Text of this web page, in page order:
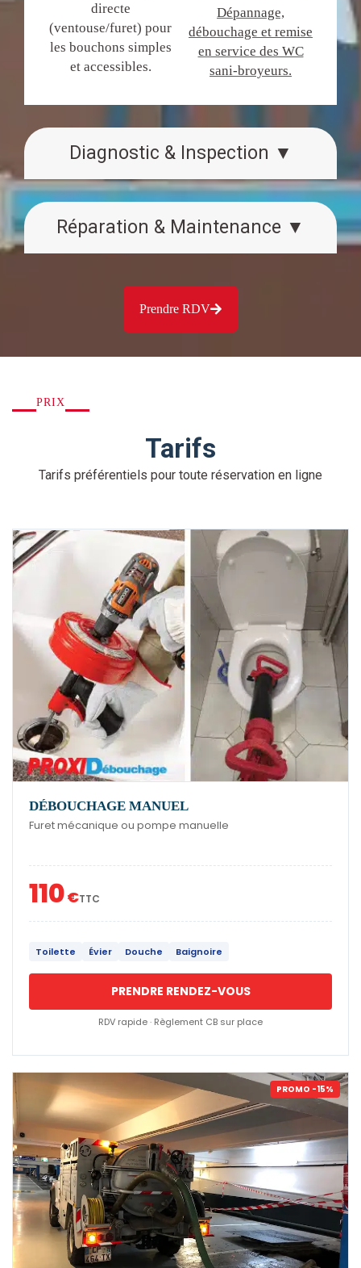
Diagnostic & Inspection ▼
Réparation & Maintenance ▼
directe
(ventouse/furet) pour
les bouchons simples
et accessibles.
Dépannage,
débouchage et remise
en service des WC
sani-broyeurs.
Prendre RDV
PRIX
Tarifs
Tarifs préférentiels pour toute réservation en ligne
DÉBOUCHAGE MANUEL
Furet mécanique ou pompe manuelle
110€TTC
Toilette Évier Douche Baignoire
PRENDRE RENDEZ-VOUS
RDV rapide · Règlement CB sur place
PROMO -15%